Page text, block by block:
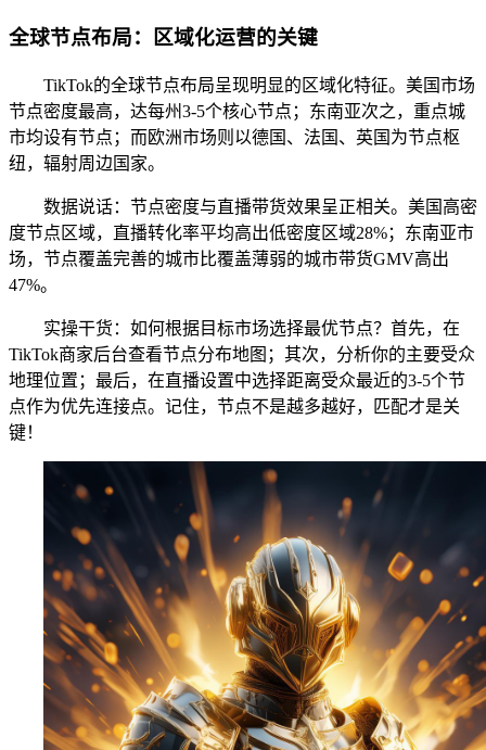
全球节点布局：区域化运营的关键
TikTok的全球节点布局呈现明显的区域化特征。美国市场
节点密度最高，达每州3-5个核心节点；东南亚次之，重点城
市均设有节点；而欧洲市场则以德国、法国、英国为节点枢
纽，辐射周边国家。
数据说话：节点密度与直播带货效果呈正相关。美国高密
度节点区域，直播转化率平均高出低密度区域28%；东南亚市
场，节点覆盖完善的城市比覆盖薄弱的城市带货GMV高出
47%。
实操干货：如何根据目标市场选择最优节点？首先，在
TikTok商家后台查看节点分布地图；其次，分析你的主要受众
地理位置；最后，在直播设置中选择距离受众最近的3-5个节
点作为优先连接点。记住，节点不是越多越好，匹配才是关
键！